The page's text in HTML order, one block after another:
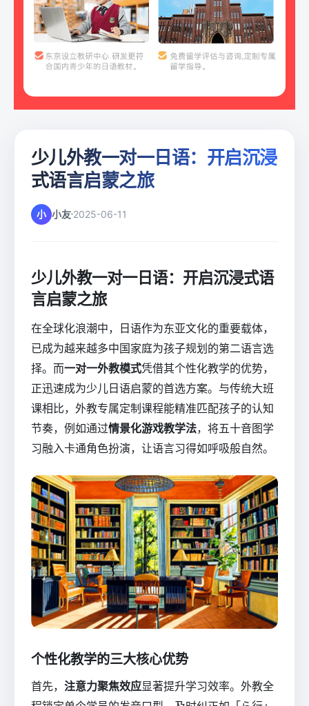
少儿外教一对一日语：开启沉浸
式语言启蒙之旅
小 小友 2025-06-11
少儿外教一对一日语：开启沉浸式语
言启蒙之旅
在全球化浪潮中，日语作为东亚文化的重要载体，
已成为越来越多中国家庭为孩子规划的第二语言选
择。而一对一外教模式凭借其个性化教学的优势，
正迅速成为少儿日语启蒙的首选方案。与传统大班
课相比，外教专属定制课程能精准匹配孩子的认知
节奏，例如通过情景化游戏教学法，将五十音图学
习融入卡通角色扮演，让语言习得如呼吸般自然。
个性化教学的三大核心优势
首先， 注意力聚焦效应显著提升学习效率。外教全